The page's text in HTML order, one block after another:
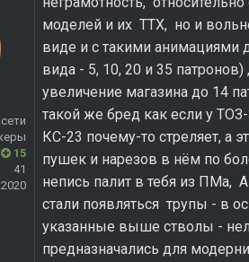
15
41
моделей и их ТТХ, но и
виде и с такими анимациями
вида - 5, 10, 20 и 35
увеличение магазина до 14
такой же бред как если у
КС-23 почему-то стреляет, а
пушек и нарезов в нём по
непись палит в тебя из ПМа,
стали появляться трупы - в
указанные выше стволы -
предназначались для